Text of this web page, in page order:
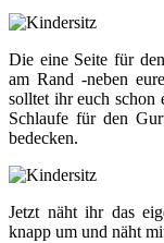
Die eine Seite für
am Rand -neben
solltet ihr euch schon
Schlaufe für den
bedecken.
Jetzt näht ihr das
knapp um und näht